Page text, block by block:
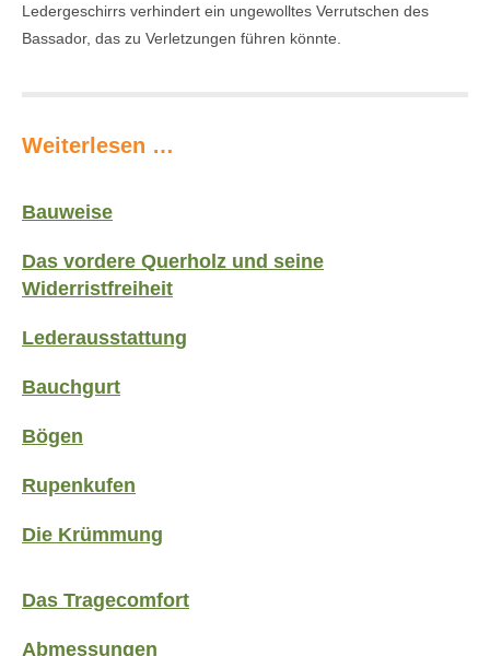
Ledergeschirrs verhindert ein ungewolltes Verrutschen des
Bassador, das zu Verletzungen führen könnte.
Weiterlesen …
Bauweise
Das vordere Querholz und seine
Widerristfreiheit
Lederausstattung
Bauchgurt
Bögen
Rupenkufen
Die Krümmung
Das Tragecomfort
Abmessungen